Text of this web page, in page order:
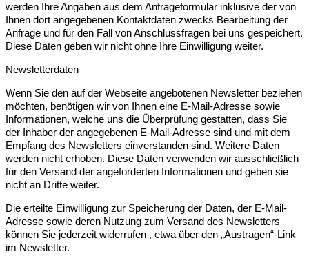
werden Ihre Angaben aus dem Anfrageformular inklusive der von
Ihnen dort angegebenen Kontaktdaten zwecks Bearbeitung der
Anfrage und für den Fall von Anschlussfragen bei uns gespeichert.
Diese Daten geben wir nicht ohne Ihre Einwilligung weiter.
Newsletterdaten
Wenn Sie den auf der Webseite angebotenen Newsletter beziehen
möchten, benötigen wir von Ihnen eine E-Mail-Adresse sowie
Informationen, welche uns die Überprüfung gestatten, dass Sie
der Inhaber der angegebenen E-Mail-Adresse sind und mit dem
Empfang des Newsletters einverstanden sind. Weitere Daten
werden nicht erhoben. Diese Daten verwenden wir ausschließlich
für den Versand der angeforderten Informationen und geben sie
nicht an Dritte weiter.
Die erteilte Einwilligung zur Speicherung der Daten, der E-Mail-
Adresse sowie deren Nutzung zum Versand des Newsletters
können Sie jederzeit widerrufen , etwa über den „Austragen“-Link
im Newsletter.